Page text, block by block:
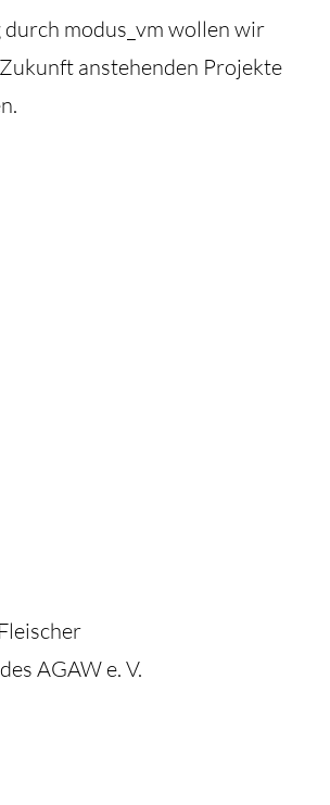
modus_vm wollen wir
anstehenden Projekte
AGAW e. V.